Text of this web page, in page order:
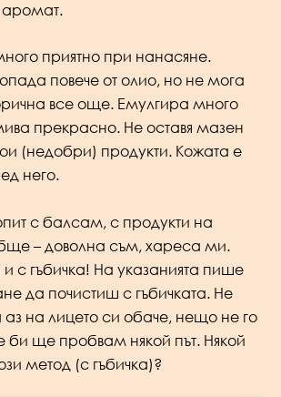
аромат.
приятно при нанасяне.
повече от олио, но не мога
все още. Емулгира много
прекрасно. Не оставя мазен
(недобри) продукти. Кожата е
него.
с балсам, с продукти на
– доволна съм, хареса ми.
с гъбичка! На указанията пише
да почистиш с гъбичката. Не
аз на лицето си обаче, нещо не го
ще пробвам някой път. Някой
метод (с гъбичка)?